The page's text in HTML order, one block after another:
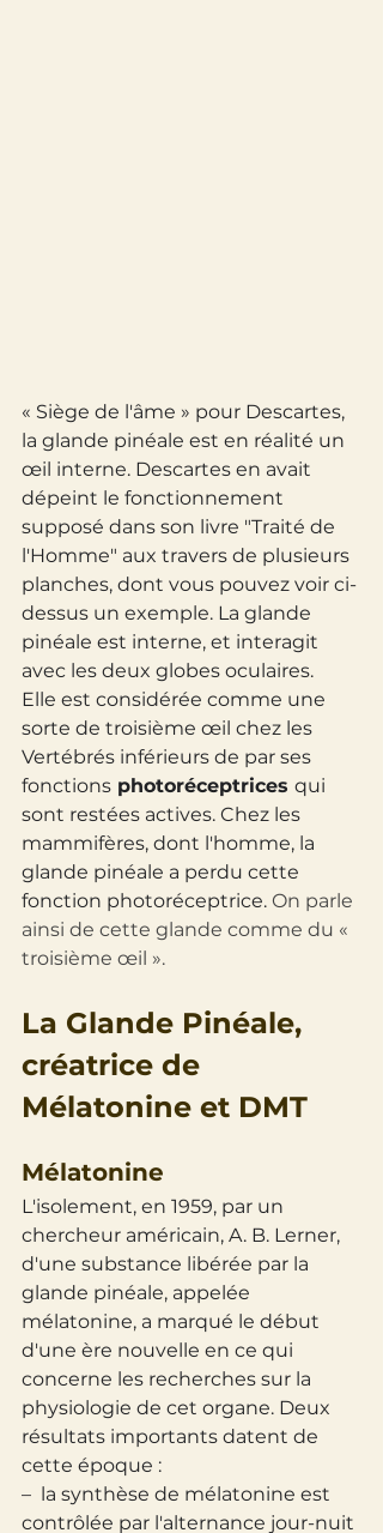
« Siège de l'âme » pour Descartes,
la glande pinéale est en réalité un
œil interne. Descartes en avait
dépeint le fonctionnement
supposé dans son livre "Traité de
l'Homme" aux travers de plusieurs
planches, dont vous pouvez voir ci-
dessus un exemple. La glande
pinéale est interne, et interagit
avec les deux globes oculaires.
Elle est considérée comme une
sorte de troisième œil chez les
Vertébrés inférieurs de par ses
fonctions photoréceptrices qui
sont restées actives. Chez les
mammifères, dont l'homme, la
glande pinéale a perdu cette
fonction photoréceptrice. On parle
ainsi de cette glande comme du «
troisième œil ».
La Glande Pinéale,
créatrice de
Mélatonine et DMT
Mélatonine
L'isolement, en 1959, par un
chercheur américain, A. B. Lerner,
d'une substance libérée par la
glande pinéale, appelée
mélatonine, a marqué le début
d'une ère nouvelle en ce qui
concerne les recherches sur la
physiologie de cet organe. Deux
résultats importants datent de
cette époque :
– la synthèse de mélatonine est
contrôlée par l'alternance jour-nuit